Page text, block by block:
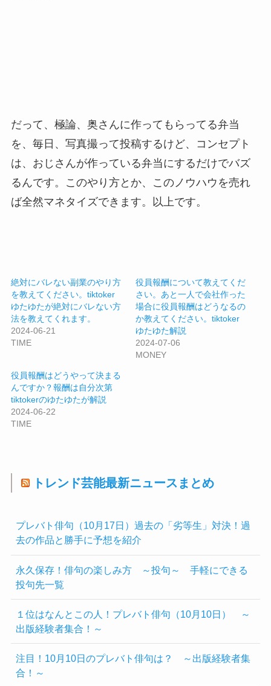
だって、極論、奥さんに作ってもらってる弁当
を、毎日、写真撮って投稿するけど、コンセプト
は、おじさんが作っている弁当にするだけでバズ
るんです。このやり方とか、このノウハウを売れ
ば全然マネタイズできます。以上です。
絶対にバレない副業のやり方
を教えてください。tiktoker
ゆたゆたが絶対にバレない方
法を教えてくれます。
2024-06-21
TIME
役員報酬について教えてくだ
さい。あと一人で会社作った
場合に役員報酬はどうなるの
か教えてください。tiktoker
ゆたゆた解説
2024-07-06
MONEY
役員報酬はどうやって決まる
んですか？報酬は自分次第
tiktokerのゆたゆたが解説
2024-06-22
TIME
トレンド芸能最新ニュースまとめ
プレバト俳句（10月17日）過去の「劣等生」対決！過
去の作品と勝手に予想を紹介
永久保存！俳句の楽しみ方 ～投句～ 手軽にできる
投句先一覧
１位はなんとこの人！プレバト俳句（10月10日） ～
出版経験者集合！～
注目！10月10日のプレバト俳句は？ ～出版経験者集
合！～